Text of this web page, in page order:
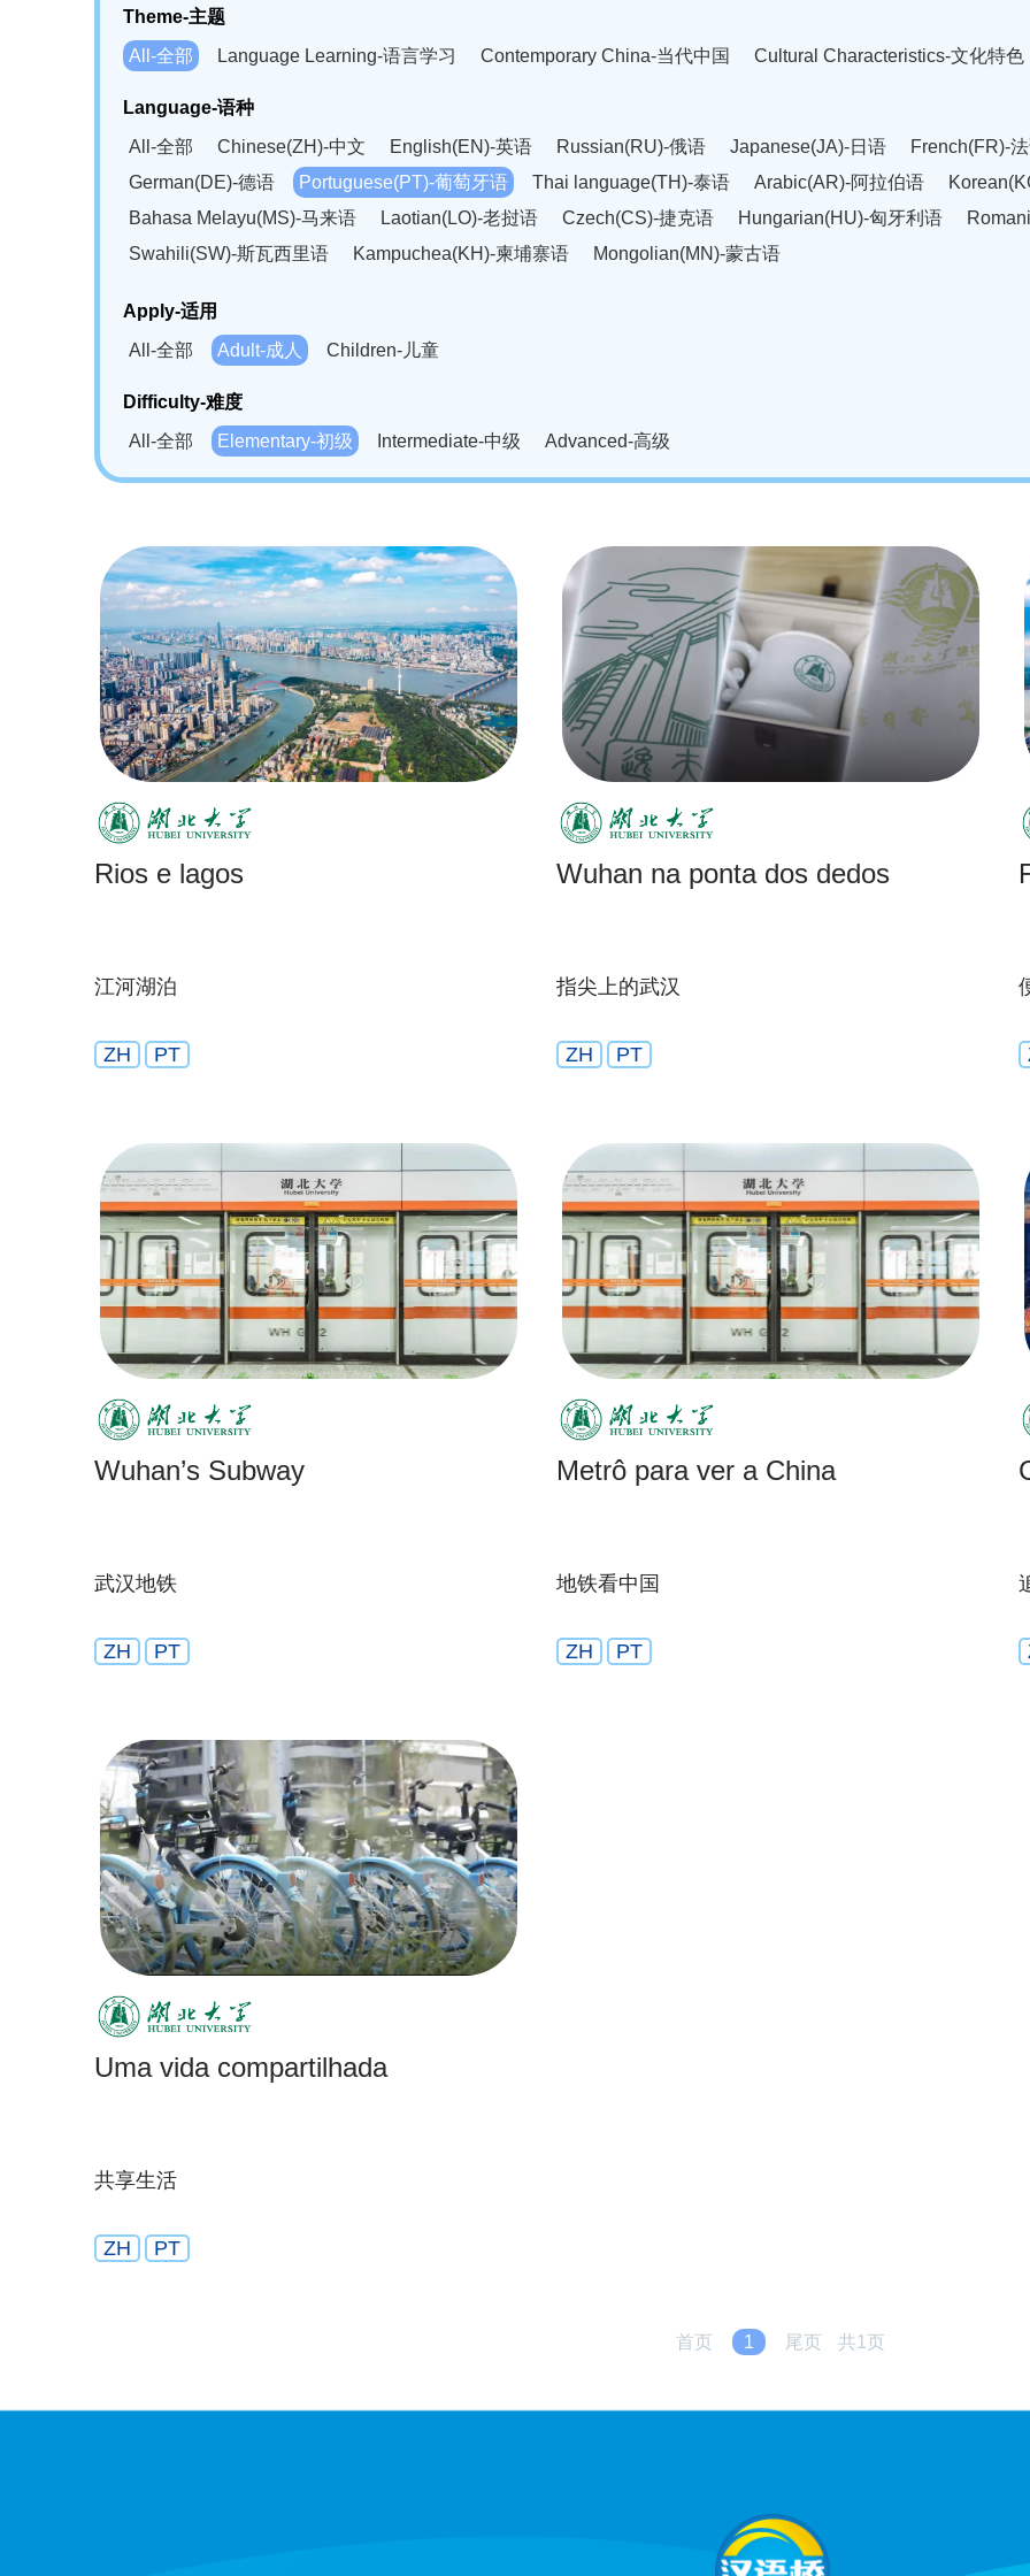
Theme-主题
All-全部
Language Learning-语言学习 Contemporary China-当代中国 Cultural Characteristics-文化特色
Language-语种
All-全部
Chinese(ZH)-中文 English(EN)-英语 Russian(RU)-俄语 Japanese(JA)-日语 French(FR)-
German(DE)-德语
Portuguese(PT)-葡萄牙语 Thai language(TH)-泰语 Arabic(AR)-阿拉伯语
Bahasa Melayu(MS)-马来语
Laotian(LO)-老挝语 Czech(CS)-捷克语 Hungarian(HU)-匈牙利语
Swahili(SW)-斯瓦西里语
Kampuchea(KH)-柬埔寨语 Mongolian(MN)-蒙古语
Apply-适用
All-全部
Adult-成人 Children-儿童
Difficulty-难度
All-全部
Elementary-初级 Intermediate-中级 Advanced-高级
Rios e lagos
江河湖泊
ZH PT
Wuhan na ponta dos dedos
指尖上的武汉
ZH PT
Wuhan’s Subway
武汉地铁
ZH PT
Metrô para ver a China
地铁看中国
ZH PT
Uma vida compartilhada
共享生活
ZH PT
首页 1 尾页 共1页